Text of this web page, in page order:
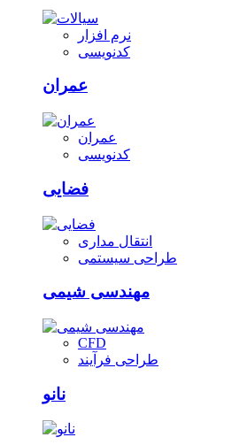
نرم افزار
کدنویسی
عمران
عمران
کدنویسی
فضایی
انتقال مداری
طراحی سیستمی
مهندسی شیمی
CFD
طراحی فرآیند
نانو